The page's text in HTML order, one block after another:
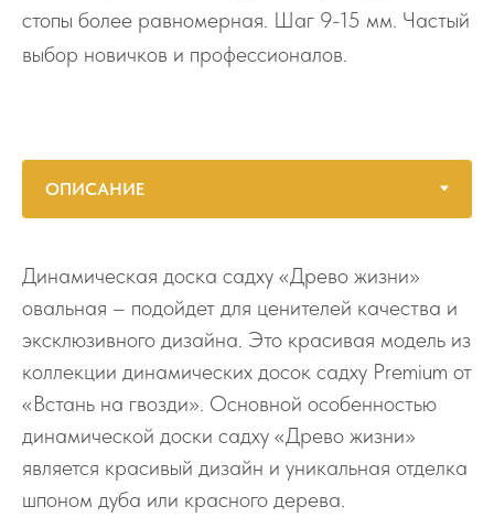
стопы более равномерная. Шаг 9-15 мм. Частый
выбор новичков и профессионалов.
Динамическая доска садху «Древо жизни»
овальная – подойдет для ценителей качества и
эксклюзивного дизайна. Это красивая модель из
коллекции динамических досок садху Premium от
«Встань на гвозди». Основной особенностью
динамической доски садху «Древо жизни»
является красивый дизайн и уникальная отделка
шпоном дуба или красного дерева.